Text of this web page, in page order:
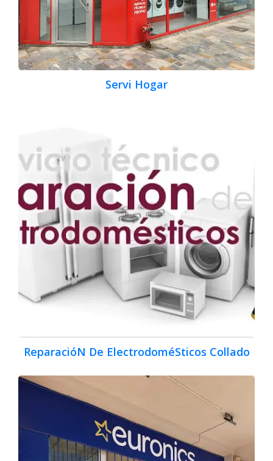
Servi Hogar
ReparacióN De ElectrodoméSticos Collado